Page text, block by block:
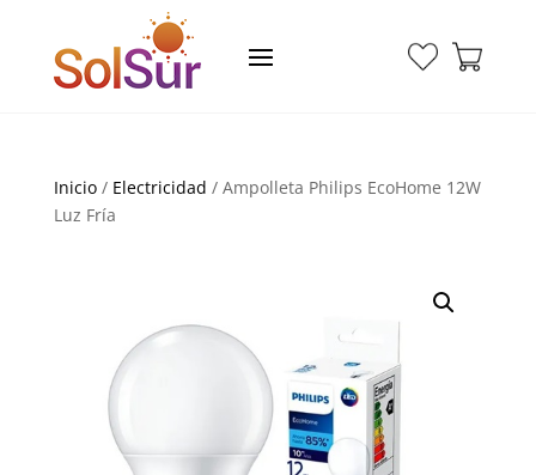
Inicio/ Electricidad / Ampolleta Philips EcoHome 12W
Luz Fría